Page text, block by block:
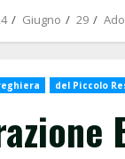
Giugno 29
del Piccolo